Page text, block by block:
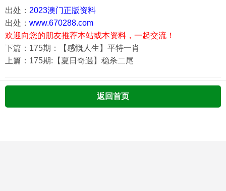
出处： 2023澳门正版资料
出处： www.670288.com
欢迎向您的朋友推荐本站或本资料，一起交流！
下篇：175期：【感慨人生】平特一肖
上篇：175期:【夏日奇遇】稳杀二尾
返回首页